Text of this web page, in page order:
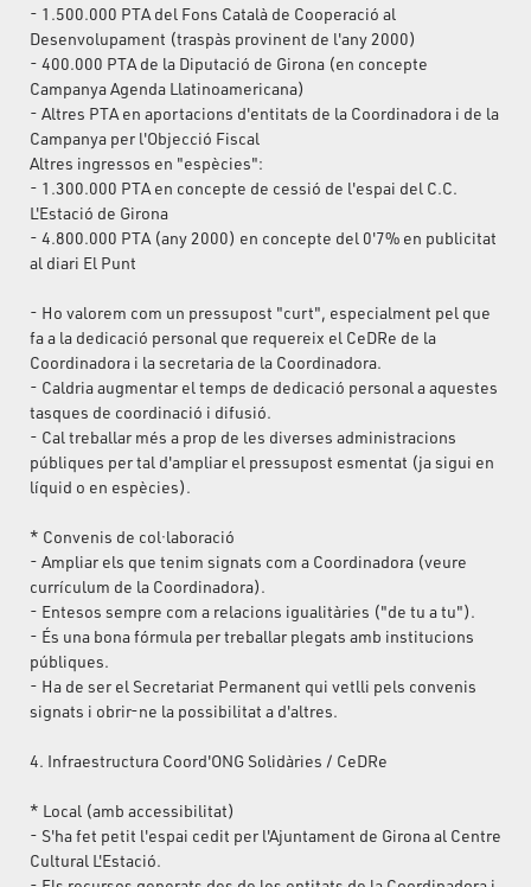
- 1.500.000 PTA del Fons Català de Cooperació al
Desenvolupament (traspàs provinent de l'any 2000)
- 400.000 PTA de la Diputació de Girona (en concepte
Campanya Agenda Llatinoamericana)
- Altres PTA en aportacions d'entitats de la Coordinadora i de la
Campanya per l'Objecció Fiscal
Altres ingressos en "espècies":
- 1.300.000 PTA en concepte de cessió de l'espai del C.C.
L'Estació de Girona
- 4.800.000 PTA (any 2000) en concepte del 0'7% en publicitat
al diari El Punt
- Ho valorem com un pressupost "curt", especialment pel que
fa a la dedicació personal que requereix el CeDRe de la
Coordinadora i la secretaria de la Coordinadora.
- Caldria augmentar el temps de dedicació personal a aquestes
tasques de coordinació i difusió.
- Cal treballar més a prop de les diverses administracions
públiques per tal d'ampliar el pressupost esmentat (ja sigui en
líquid o en espècies).
* Convenis de col·laboració
- Ampliar els que tenim signats com a Coordinadora (veure
currículum de la Coordinadora).
- Entesos sempre com a relacions igualitàries ("de tu a tu").
- És una bona fórmula per treballar plegats amb institucions
públiques.
- Ha de ser el Secretariat Permanent qui vetlli pels convenis
signats i obrir-ne la possibilitat a d'altres.
4. Infraestructura Coord'ONG Solidàries / CeDRe
* Local (amb accessibilitat)
- S'ha fet petit l'espai cedit per l'Ajuntament de Girona al Centre
Cultural L'Estació.